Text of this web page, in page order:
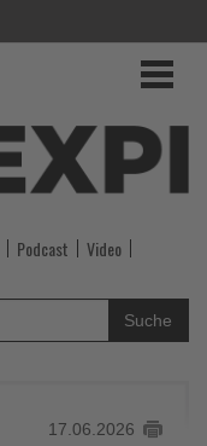
Podcast
Video
Suche
17.06.2026